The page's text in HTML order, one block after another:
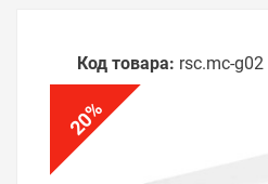
Код товара: rsс.mc-g02
20
%